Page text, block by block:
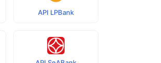
API LPBank